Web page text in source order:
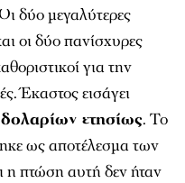
δύο μεγαλύτερες
οι δύο πανίσχυρες
για την
Έκαστος εισάγει
ετησίως. Το
ως αποτέλεσμα των
πτώση αυτή δεν ήταν